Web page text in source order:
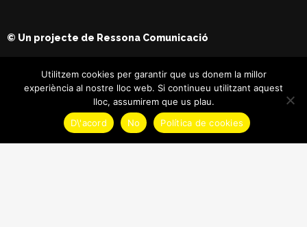
© Un projecte de Ressona Comunicació
Utilitzem cookies per garantir que us donem la millor
experiència al nostre lloc web. Si continueu utilitzant aquest
lloc, assumirem que us plau.
D\'acord
No Política de cookies